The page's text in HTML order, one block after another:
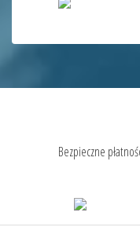
Bezpieczne